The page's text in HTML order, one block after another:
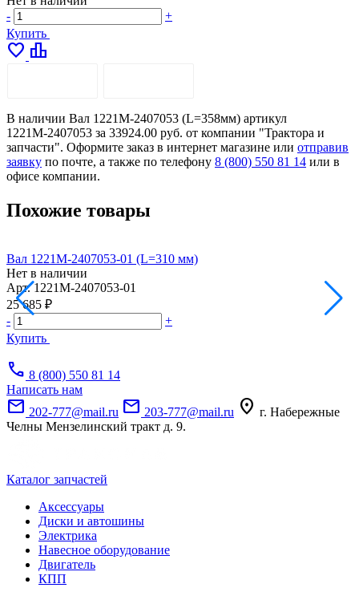
-
+
Купить
favorite leaderboard
В наличии Вал 1221М-2407053 (L=358мм) артикул
1221М-2407053 за 33924.00 руб. от компании "Трактора и
запчасти". Оформите заказ в интернет магазине или отправив
заявку по почте, а также по телефону 8 (800) 550 81 14 или в
офисе компании.
Похожие товары
Вал 1221М-2407053-01 (L=310 мм)
Нет в наличии
Арт. 1221М-2407053-01
25 685 ₽
-
+
Купить
call 8 (800) 550 81 14
Написать нам
mail 202-777@mail.ru mail 203-777@mail.ru location_on г. Набережные
Челны Мензелинский тракт д. 9.
Каталог запчастей
Аксессуары
Диски и автошины
Электрика
Навесное оборудование
Двигатель
КПП